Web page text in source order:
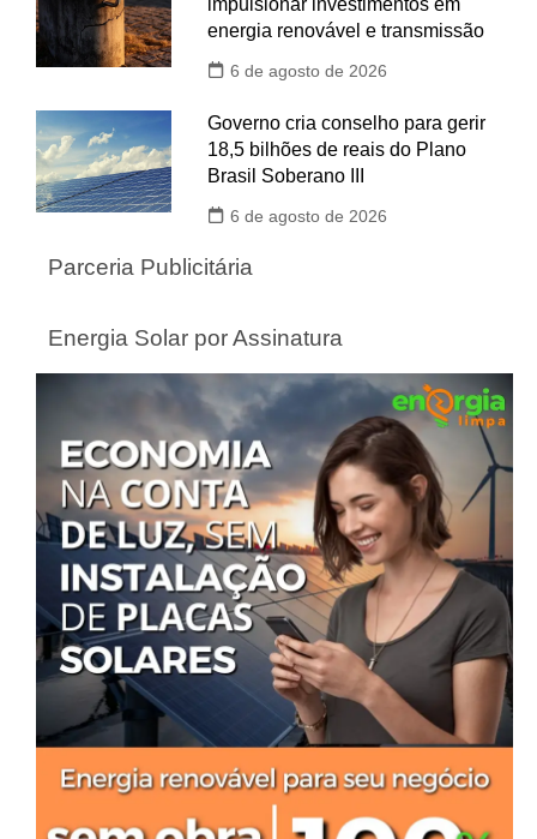
impulsionar investimentos em
energia renovável e transmissão
6 de agosto de 2026
Governo cria conselho para gerir
18,5 bilhões de reais do Plano
Brasil Soberano III
6 de agosto de 2026
Parceria Publicitária
Energia Solar por Assinatura